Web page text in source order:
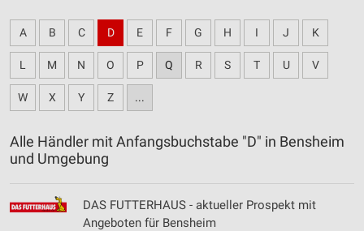
A B C D E F G H I J K
L M N O P Q R S T U V
W X Y Z ...
Alle Händler mit Anfangsbuchstabe "D" in Bensheim
und Umgebung
DAS FUTTERHAUS - aktueller Prospekt mit
Angeboten für Bensheim